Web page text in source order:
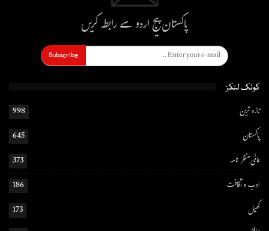
پاکستان پیج اردو سے رابطہ کریں
Subscribe
کوئک لنکز
تازہ ترین
998
پاکستان
645
عالمی منظر نامہ
373
ادب و ثقافت
186
کھیل
173